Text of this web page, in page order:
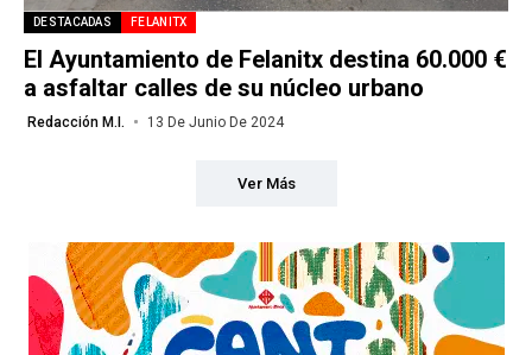
DESTACADAS FELANITX
El Ayuntamiento de Felanitx destina 60.000 €
a asfaltar calles de su núcleo urbano
Redacción M.I. 13 De Junio De 2024
Ver Más